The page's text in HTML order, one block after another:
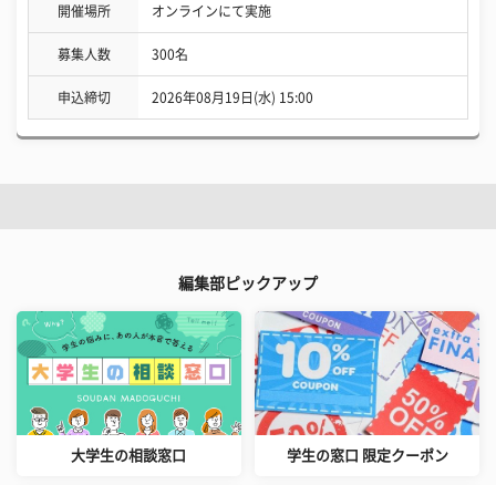
開催場所 オンラインにて実施
募集人数 300名
申込締切 2026年08月19日(水) 15:00
編集部ピックアップ
大学生の相談窓口 学生の窓口 限定クーポン